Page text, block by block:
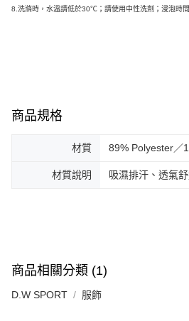
8. 洗滌時，水溫請低於30℃；請使用中性洗劑；浸泡時
商品規格
材質 89% Polyester／
材質說明 吸濕排汗、透氣
商品相關分類 (1)
D.W SPORT 服飾